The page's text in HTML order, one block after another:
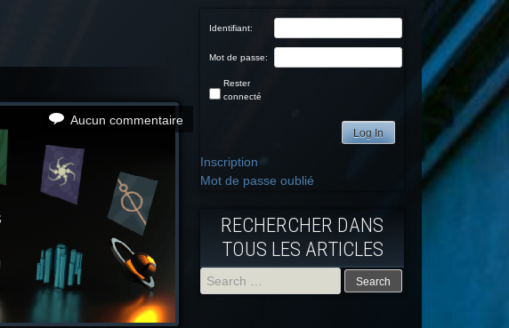
Aucun commentaire
Identifiant:
Mot de passe:
Rester
connecté
Log In
Inscription
Mot de passe oublié
RECHERCHER DANS
TOUS LES ARTICLES